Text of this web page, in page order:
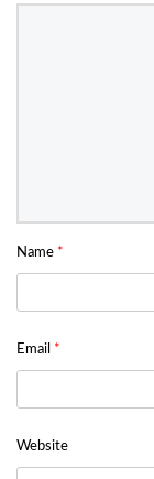
Name *
Email *
Website